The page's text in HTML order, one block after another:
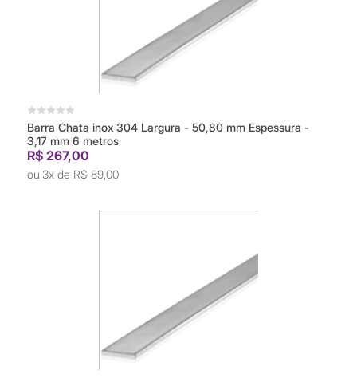
Barra Chata inox 304 Largura - 50,80 mm Espessura -
3,17 mm 6 metros
R$ 267,00
3x de R$ 89,00